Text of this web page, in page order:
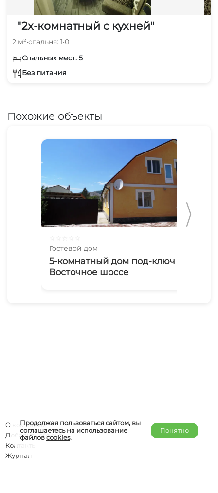
"2х-комнатный с кухней"
2 м²•спальня: 1•0
Спальных мест: 5
Без питания
Похожие объекты
Гостевой дом
5-комнатный дом под-ключ
Восточное шоссе
Продолжая пользоваться сайтом, вы
соглашаетесь на использование
файловcookies.
Понятно
О компании
Добавить объект
Контакты
Журнал